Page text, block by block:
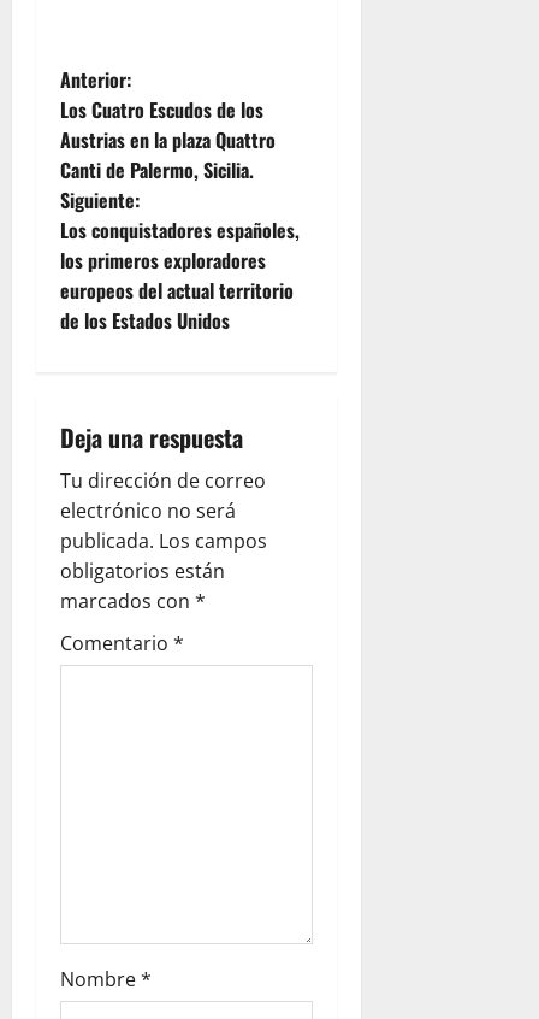
N
a
v
e
g
a
i
ó
n
d
e
d
a
Anterior:
Los Cuatro Escudos de los
Austrias en la plaza Quattro
Canti de Palermo, Sicilia.
Siguiente:
Los conquistadores españoles,
los primeros exploradores
europeos del actual territorio
de los Estados Unidos
Deja una respuesta
Tu dirección de correo
electrónico no será
publicada. Los campos
obligatorios están
marcados con *
Comentario *
Nombre*